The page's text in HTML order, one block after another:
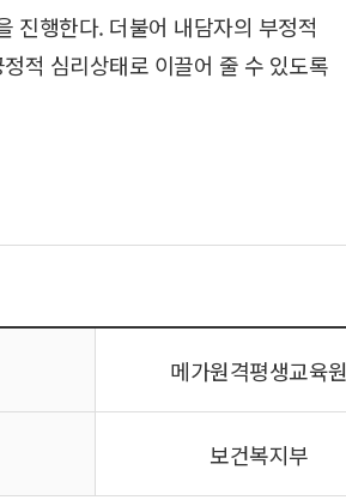
진행한다. 더불어 내담자의 부정적
적 심리상태로 이끌어 줄 수 있도록
메가원격평생교육원
보건복지부